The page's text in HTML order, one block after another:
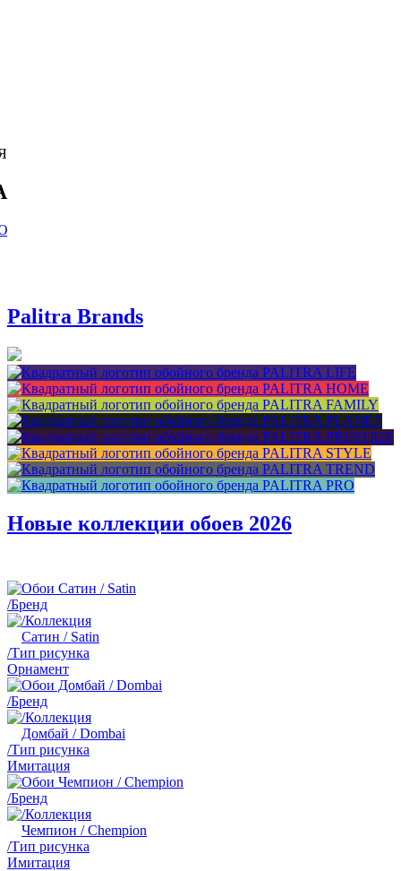
Palitra Brands
Новые коллекции обоев 2026
/Бренд
/Коллекция
Сатин / Satin
/Тип рисунка
Орнамент
/Бренд
/Коллекция
Домбай / Dombai
/Тип рисунка
Имитация
/Бренд
/Коллекция
Чемпион / Chempion
/Тип рисунка
Имитация